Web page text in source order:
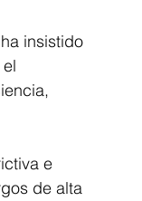
insistido
e
de alta